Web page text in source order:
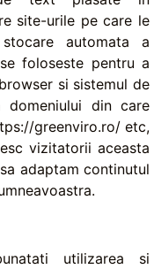
site-urile pe care le
automata a
foloseste pentru a
si sistemul de
domeniului din care
greenviro.ro/ etc,
vizitatorii aceasta
adaptam continutul
utilizarea si